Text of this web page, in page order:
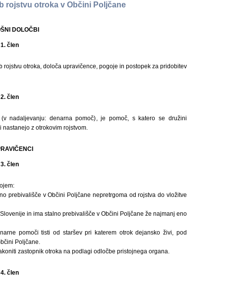
rojstvu otroka v Občini Poljčane
DOLOČBI
1. člen
otroka, določa upravičence, pogoje in postopek za pridobitev
2. člen
nadaljevanju: denarna pomoč), je pomoč, s katero se družini
z otrokovim rojstvom.
3. člen
prebivališče v Občini Poljčane nepretrgoma od rojstva do vložitve
in ima stalno prebivališče v Občini Poljčane že najmanj eno
pomoči tisti od staršev pri katerem otrok dejansko živi, pod
Poljčane.
zastopnik otroka na podlagi odločbe pristojnega organa.
4. člen